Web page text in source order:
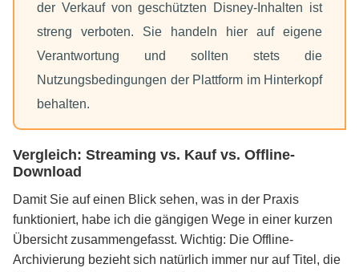
der Verkauf von geschützten Disney-Inhalten ist
streng verboten. Sie handeln hier auf eigene
Verantwortung und sollten stets die
Nutzungsbedingungen der Plattform im Hinterkopf
behalten.
Vergleich: Streaming vs. Kauf vs. Offline-
Download
Damit Sie auf einen Blick sehen, was in der Praxis
funktioniert, habe ich die gängigen Wege in einer kurzen
Übersicht zusammengefasst. Wichtig: Die Offline-
Archivierung bezieht sich natürlich immer nur auf Titel, die